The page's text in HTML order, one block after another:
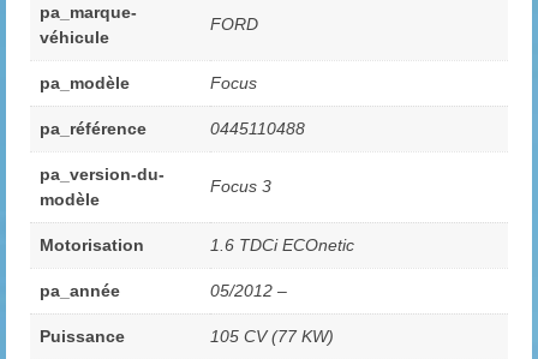
pa_marque-
véhicule
FORD
pa_modèle Focus
pa_référence 0445110488
pa_version-du-
modèle
Focus 3
Motorisation 1.6 TDCi ECOnetic
pa_année 05/2012 –
Puissance 105 CV (77 KW)